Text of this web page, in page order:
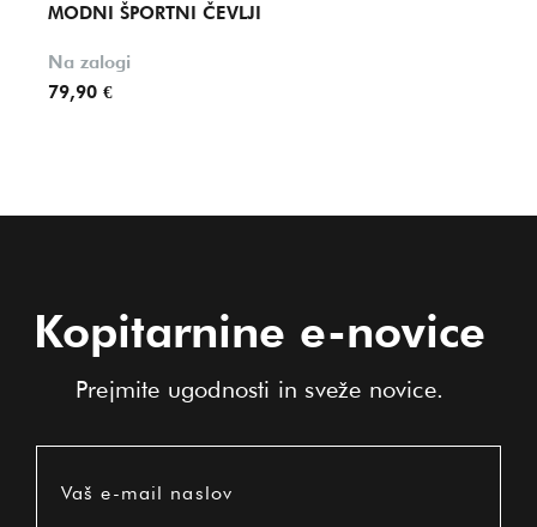
MODNI ŠPORTNI ČEVLJI
Na zalogi
79,90 €
Kopitarnine e-novice
Prejmite ugodnosti in sveže novice.
Vaš e-mail naslov